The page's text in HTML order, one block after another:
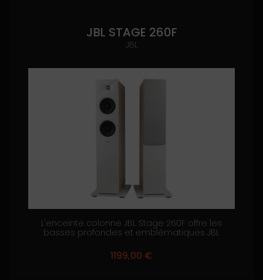
JBL STAGE 260F
JBL
L'enceinte colonne JBL Stage 260F offre les
basses profondes et emblématiques JBL
1199,00 €